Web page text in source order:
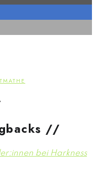
MATHE
//
bei Harkness